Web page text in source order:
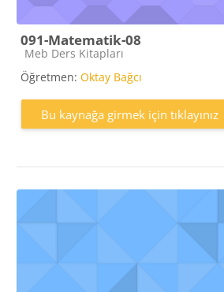
091-Matematik-08
Kaynak kategorisi
Meb Ders Kitapları
Öğretmen: Oktay Bağcı
Bu kaynağa girmek için tıklayınız